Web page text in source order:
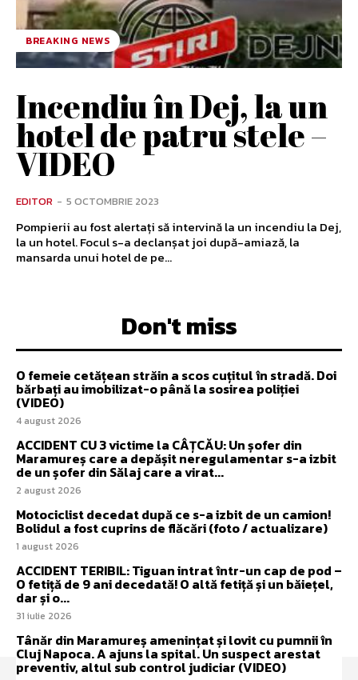
BREAKING NEWS
Incendiu în Dej, la un
hotel de patru stele –
VIDEO
EDITOR - 5 OCTOMBRIE 2023
Pompierii au fost alertați să intervină la un incendiu la Dej,
la un hotel. Focul s-a declanșat joi după-amiază, la
mansarda unui hotel de pe...
Don't miss
O femeie cetățean străin a scos cuțitul în stradă. Doi
bărbați au imobilizat-o până la sosirea poliției
(VIDEO)
4 august 2026
ACCIDENT CU 3 victime la CÂȚCĂU: Un șofer din
Maramureș care a depășit neregulamentar s-a izbit
de un șofer din Sălaj care a virat...
2 august 2026
Motociclist decedat după ce s-a izbit de un camion!
Bolidul a fost cuprins de flăcări (foto / actualizare)
1 august 2026
ACCIDENT TERIBIL: Tiguan intrat într-un cap de pod –
O fetiță de 9 ani decedată! O altă fetiță și un băiețel,
dar și o...
31 iulie 2026
Tânăr din Maramureș amenințat și lovit cu pumnii în
Cluj Napoca. A ajuns la spital. Un suspect arestat
preventiv, altul sub control judiciar (VIDEO)